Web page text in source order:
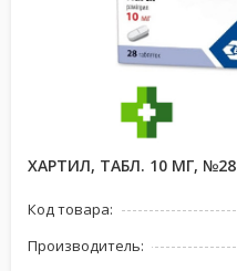
ХАРТИЛ, ТАБЛ. 10 МГ, №28
Код товара:
Производитель: